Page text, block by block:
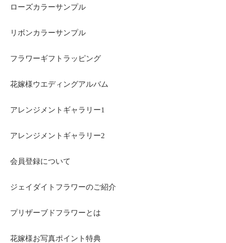
ローズカラーサンプル
リボンカラーサンプル
フラワーギフトラッピング
花嫁様ウエディングアルバム
アレンジメントギャラリー1
アレンジメントギャラリー2
会員登録について
ジェイダイトフラワーのご紹介
プリザーブドフラワーとは
花嫁様お写真ポイント特典